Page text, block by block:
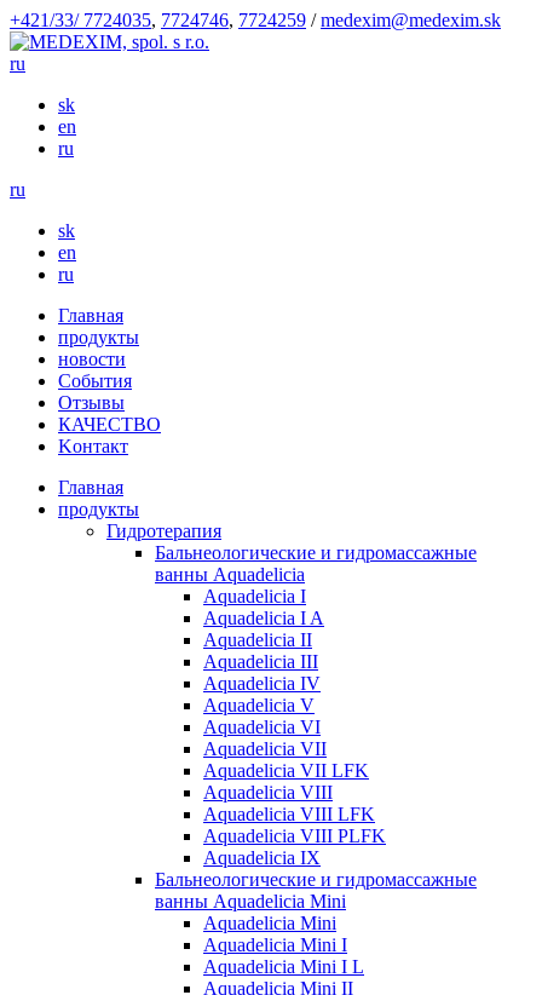
+421/33/ 7724035, 7724746, 7724259 /medexim@medexim.sk
ru
sk
en
ru
ru
sk
en
ru
Глaвнaя
продукты
новости
События
Отзывы
КАЧЕСТВО
Kонтакт
Глaвнaя
продукты
Гидротерапия
Бальнеологические и гидромассажные
ванны Aquadelicia
Aquadelicia I
Aquadelicia I A
Aquadelicia II
Aquadelicia III
Aquadelicia IV
Aquadelicia V
Aquadelicia VI
Aquadelicia VII
Aquadelicia VII LFK
Aquadelicia VIII
Aquadelicia VIII LFK
Aquadelicia VIII PLFK
Aquadelicia IX
Бальнеологические и гидромассажные
ванны Aquadelicia Mini
Aquadelicia Mini
Aquadelicia Mini I
Aquadelicia Mini I L
Aquadelicia Mini II